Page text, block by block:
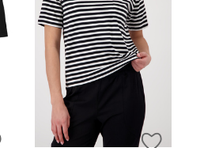
ZUR WUNSCHLISTE HINZUFÜGEN
ZUR